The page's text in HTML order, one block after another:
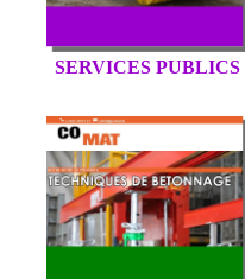
SERVICES PUBLICS